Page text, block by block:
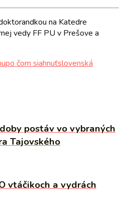
na Katedre
vedy FF PU v Prešove a
po čom siahnuťslovenská
postáv vo vybraných
Tajovského
vtáčikoch a vydrách